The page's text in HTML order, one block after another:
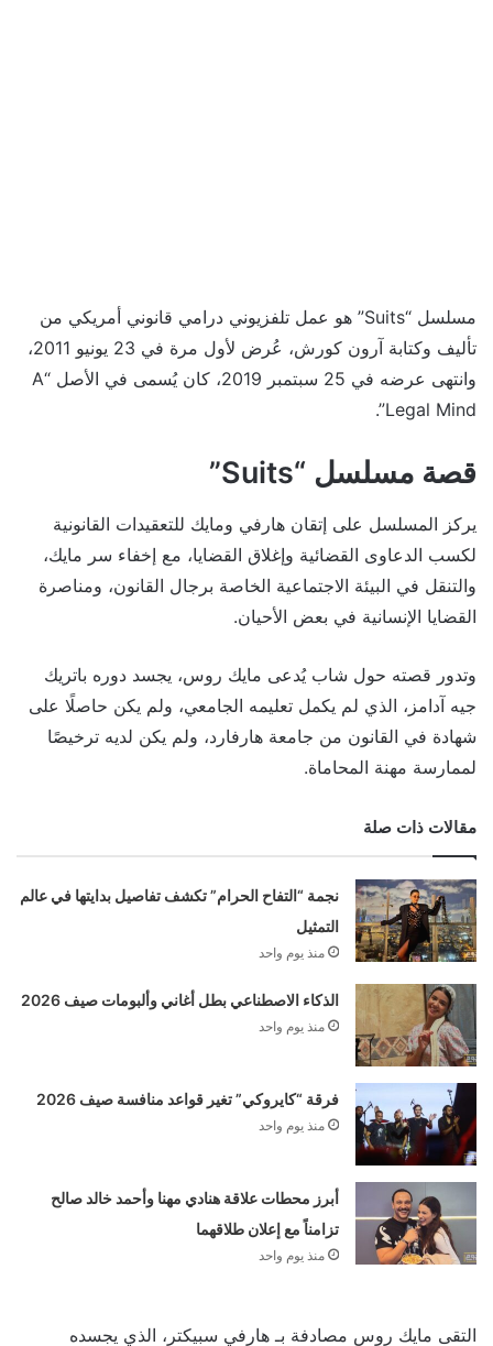
مسلسل “Suits” هو عمل تلفزيوني درامي قانوني أمريكي من
تأليف وكتابة آرون كورش، عُرض لأول مرة في 23 يونيو 2011،
وانتهى عرضه في 25 سبتمبر 2019، كان يُسمى في الأصل “A
Legal Mind”.
قصة مسلسل “Suits”
يركز المسلسل على إتقان هارفي ومايك للتعقيدات القانونية
لكسب الدعاوى القضائية وإغلاق القضايا، مع إخفاء سر مايك،
والتنقل في البيئة الاجتماعية الخاصة برجال القانون، ومناصرة
القضايا الإنسانية في بعض الأحيان.
وتدور قصته حول شاب يُدعى مايك روس، يجسد دوره باتريك
جيه آدامز، الذي لم يكمل تعليمه الجامعي، ولم يكن حاصلًا على
شهادة في القانون من جامعة هارفارد، ولم يكن لديه ترخيصًا
لممارسة مهنة المحاماة.
مقالات ذات صلة
نجمة “التفاح الحرام” تكشف تفاصيل بدايتها في عالم
التمثيل
منذ يوم واحد
الذكاء الاصطناعي بطل أغاني وألبومات صيف 2026
منذ يوم واحد
فرقة “كايروكي” تغير قواعد منافسة صيف 2026
منذ يوم واحد
أبرز محطات علاقة هنادي مهنا وأحمد خالد صالح
تزامناً مع إعلان طلاقهما
منذ يوم واحد
التقى مايك روس مصادفة بـ هارفي سبيكتر، الذي يجسده